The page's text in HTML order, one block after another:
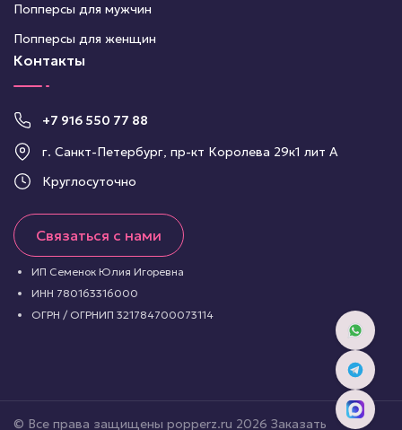
Попперсы для мужчин
Попперсы для женщин
Контакты
+7 916 550 77 88
г. Санкт-Петербург, пр-кт Королева 29к1 лит А
Круглосуточно
Связаться с нами
ИП Семенок Юлия Игоревна
ИНН 780163316000
ОГРН / ОГРНИП 321784700073114
© Все права защищены popperz.ru 2026 Заказать